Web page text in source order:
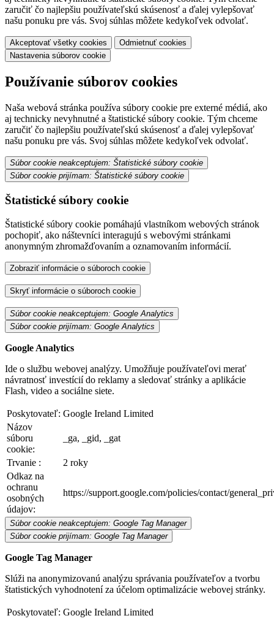
zaručiť čo najlepšiu používateľskú skúsenosť a ďalej vylepšovať
našu ponuku pre vás. Svoj súhlas môžete kedykoľvek odvolať.
Akceptovať všetky cookies
Odmietnuť cookies
Nastavenia súborov cookie
Používanie súborov cookies
Naša webová stránka používa súbory cookie pre externé médiá, ako
aj technicky nevyhnutné a štatistické súbory cookie. Tým chceme
zaručiť čo najlepšiu používateľskú skúsenosť a ďalej vylepšovať
našu ponuku pre vás. Svoj súhlas môžete kedykoľvek odvolať.
Súbor cookie neakceptujem: Štatistické súbory cookie
Súbor cookie prijímam: Štatistické súbory cookie
Štatistické súbory cookie
Štatistické súbory cookie pomáhajú vlastníkom webových stránok
pochopiť, ako náštevníci interagujú s webovými stránkami
anonymným zhromažďovaním a oznamovaním informácií.
Zobraziť informácie o súboroch cookie
Skryť informácie o súboroch cookie
Súbor cookie neakceptujem: Google Analytics
Súbor cookie prijímam: Google Analytics
Google Analytics
Ide o službu webovej analýzy. Umožňuje používateľovi merať
návratnosť investícií do reklamy a sledovať stránky a aplikácie
Flash, video a sociálne siete.
Poskytovateľ: Google Ireland Limited
Názov
súboru
cookie:
_ga, _gid, _gat
Trvanie :
2 roky
Odkaz na
ochranu
osobných
údajov:
https://support.google.com/policies/contact/
Súbor cookie neakceptujem: Google Tag Manager
Súbor cookie prijímam: Google Tag Manager
Google Tag Manager
Slúži na anonymizovanú analýzu správania používateľov a tvorbu
štatistických vyhodnotení za účelom optimalizácie webovej stránky.
Poskytovateľ: Google Ireland Limited